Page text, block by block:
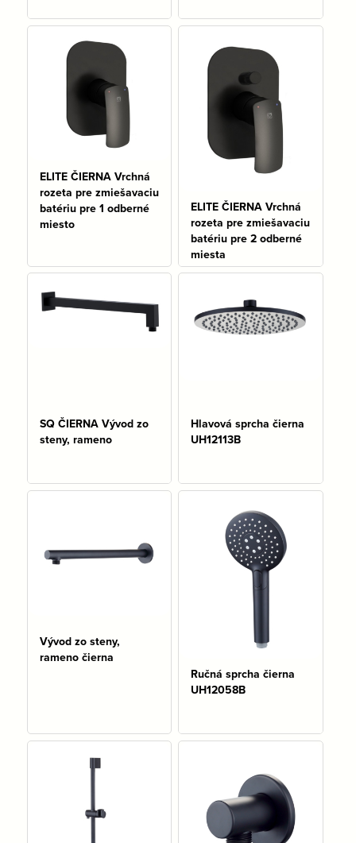
Na sklade: 2 ks
ELITE ČIERNA Vrchná
rozeta pre zmiešavaciu
batériu pre 1 odberné
miesto
ELITE ČIERNA Vrchná
rozeta pre zmiešavaciu
batériu pre 2 odberné
miesta
SQ ČIERNA Vývod zo
steny, rameno
Hlavová sprcha čierna
UH12113B
Vývod zo steny,
rameno čierna
Ručná sprcha čierna
UH12058B